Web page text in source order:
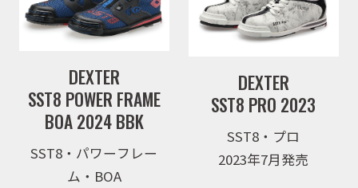
DEXTER
SST8 POWER FRAME
BOA 2024 BBK
SST8・パワーフレー
ム・BOA
DEXTER
SST8 PRO 2023
SST8・プロ
2023年7月発売